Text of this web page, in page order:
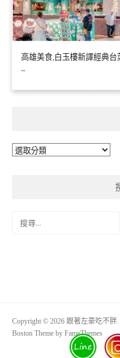
高雄美食,白玉樓新譯經典
~
分
Copyright © 2026 跟著左豪吃不胖.
Boston Theme by FameThemes